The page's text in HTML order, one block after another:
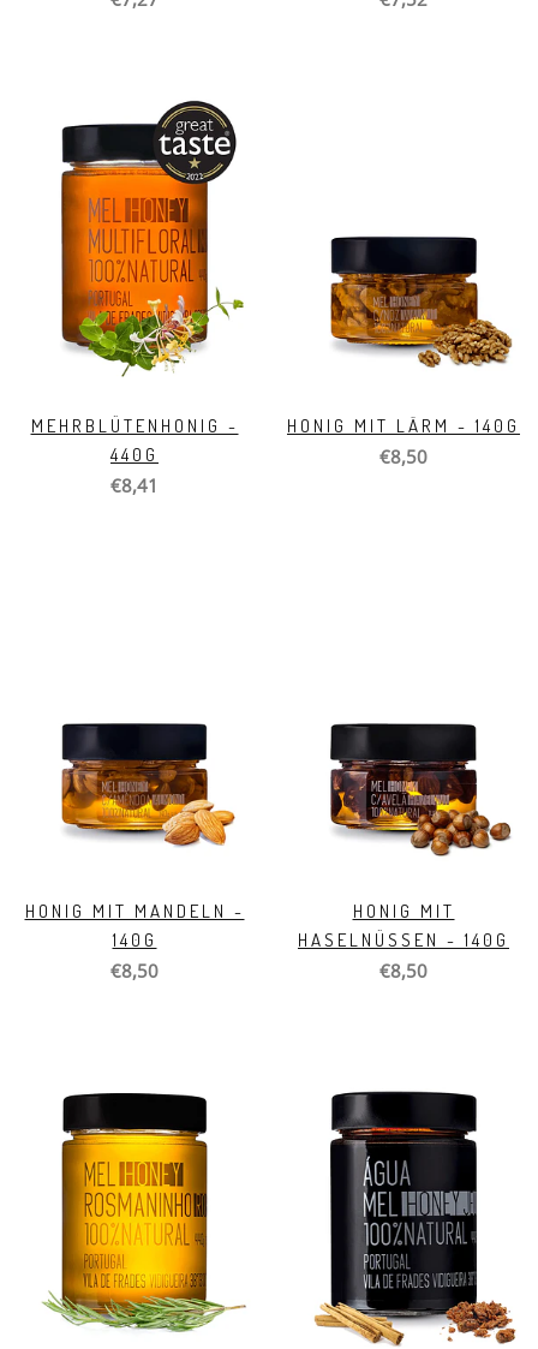
MEHRBLÜTENHONIG -
440G
€8,41
HONIG MIT LÄRM - 140G
€8,50
HONIG MIT MANDELN -
140G
€8,50
HONIG MIT
HASELNÜSSEN - 140G
€8,50